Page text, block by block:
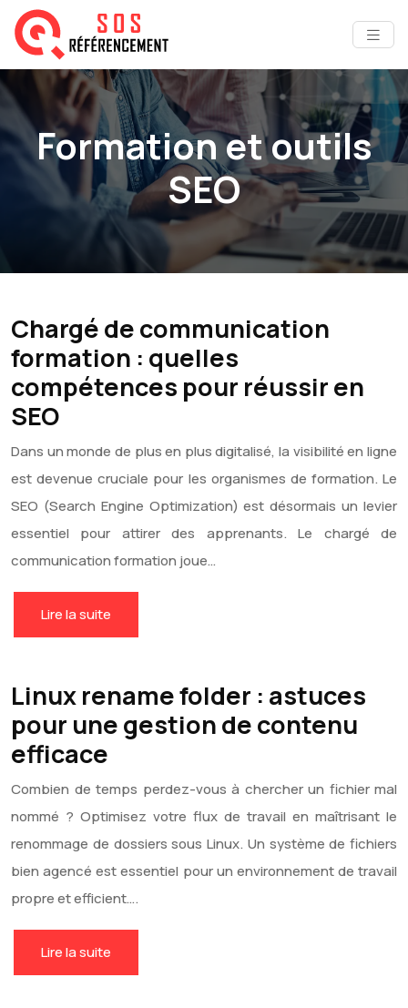
Formation et outils
SEO
Chargé de communication
formation : quelles
compétences pour réussir en
SEO
Dans un monde de plus en plus digitalisé, la visibilité en ligne
est devenue cruciale pour les organismes de formation. Le
SEO (Search Engine Optimization) est désormais un levier
essentiel pour attirer des apprenants. Le chargé de
communication formation joue…
Lire la suite
Linux rename folder : astuces
pour une gestion de contenu
efficace
Combien de temps perdez-vous à chercher un fichier mal
nommé ? Optimisez votre flux de travail en maîtrisant le
renommage de dossiers sous Linux. Un système de fichiers
bien agencé est essentiel pour un environnement de travail
propre et efficient….
Lire la suite